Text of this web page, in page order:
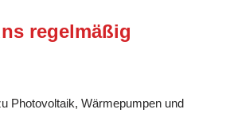
regelmäßig
Photovoltaik, Wärmepumpen und